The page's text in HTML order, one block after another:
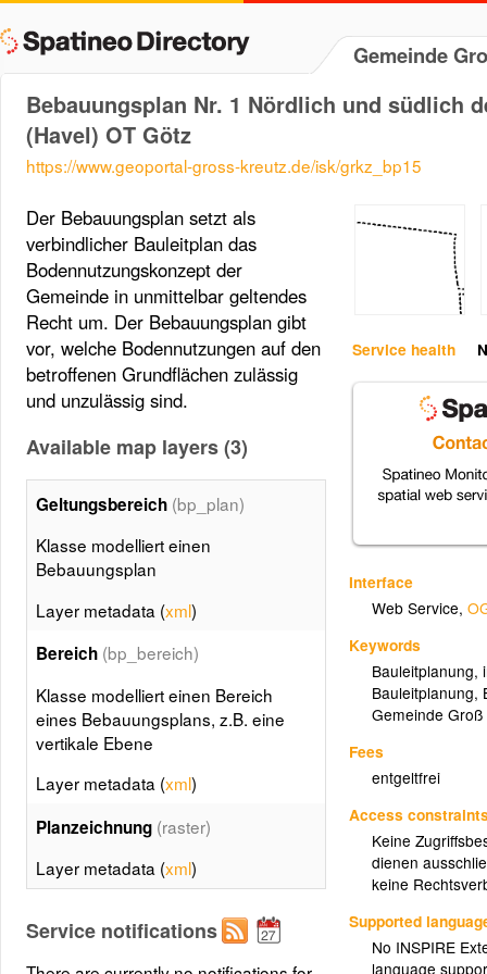
Gemeinde
Bebauungsplan Nr. 1 Nördlich und südlich
(Havel) OT Götz
https://www.geoportal-gross-kreutz.de/isk/grkz_bp15
Service health
Interface
Web Service,
Keywords
Bauleitplanung,
Bauleitplanung,
Gemeinde Groß
Fees
entgeltfrei
Access
Keine
dienen
keine
Supported
No INSPIRE
language
Der Bebauungsplan setzt als
verbindlicher Bauleitplan das
Bodennutzungskonzept der
Gemeinde in unmittelbar geltendes
Recht um. Der Bebauungsplan gibt
vor, welche Bodennutzungen auf den
betroffenen Grundflächen zulässig
und unzulässig sind.
Available map layers (3)
Geltungsbereich (bp_plan)
Klasse modelliert einen
Bebauungsplan
Layer metadata (xml)
Bereich (bp_bereich)
Klasse modelliert einen Bereich
eines Bebauungsplans, z.B. eine
vertikale Ebene
Layer metadata (xml)
Planzeichnung (raster)
Layer metadata (xml)
Service notifications